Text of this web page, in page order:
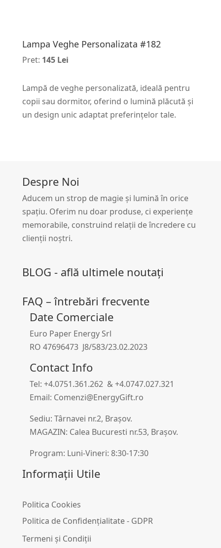
Lampa Veghe Personalizata #182
Pret: 145 Lei
Lampă de veghe personalizată, ideală pentru
copii sau dormitor, oferind o lumină plăcută și
un design unic adaptat preferințelor tale.
Despre Noi
Aducem un strop de magie și lumină în orice
spațiu. Oferim nu doar produse, ci experiențe
memorabile, construind relații de încredere cu
clienții noștri.
BLOG - află ultimele noutați
FAQ – întrebări frecvente
Date Comerciale
Euro Paper Energy Srl
RO 47696473 J8/583/23.02.2023
Contact Info
Tel: +4.0751.361.262 & +4.0747.027.321
Email: Comenzi@EnergyGift.ro
Sediu: Târnavei nr.2, Brașov.
MAGAZIN: Calea Bucuresti nr.53, Brașov.
Program: Luni-Vineri: 8:30-17:30
Informații Utile
Politica Cookies
Politica de Confidențialitate - GDPR
Termeni și Condiții